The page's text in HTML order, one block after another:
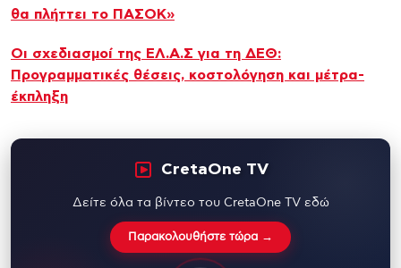
θα πλήττει το ΠΑΣΟΚ»
Οι σχεδιασμοί της ΕΛ.Α.Σ για τη ΔΕΘ:
Προγραμματικές θέσεις, κοστολόγηση και μέτρα-
έκπληξη
CretaOne TV
Δείτε όλα τα βίντεο του CretaOne TV εδώ
Παρακολουθήστε τώρα →